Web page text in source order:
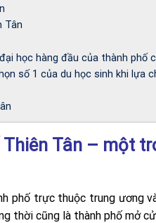
Tân
học hàng đầu của thành phố
số 1 của du học sinh khi lựa
Tân – một
phố trực thuộc trung ương
thời cũng là thành phố mở